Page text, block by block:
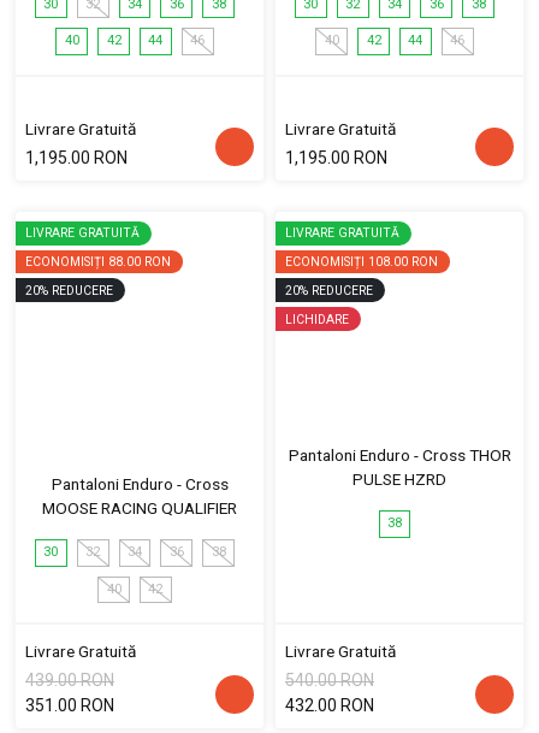
30 32 34 36 38
40 42 44 46
Livrare Gratuită
1,195.00 RON
30 32 34 36 38
40 42 44 46
Livrare Gratuită
1,195.00 RON
LIVRARE GRATUITĂ
ECONOMISIȚI 88.00 RON
20% REDUCERE
Pantaloni Enduro - Cross
MOOSE RACING QUALIFIER
30 32 34 36 38
40 42
Livrare Gratuită
439.00 RON
351.00 RON
LIVRARE GRATUITĂ
ECONOMISIȚI 108.00 RON
20% REDUCERE
LICHIDARE
Pantaloni Enduro - Cross THOR
PULSE HZRD
38
Livrare Gratuită
540.00 RON
432.00 RON